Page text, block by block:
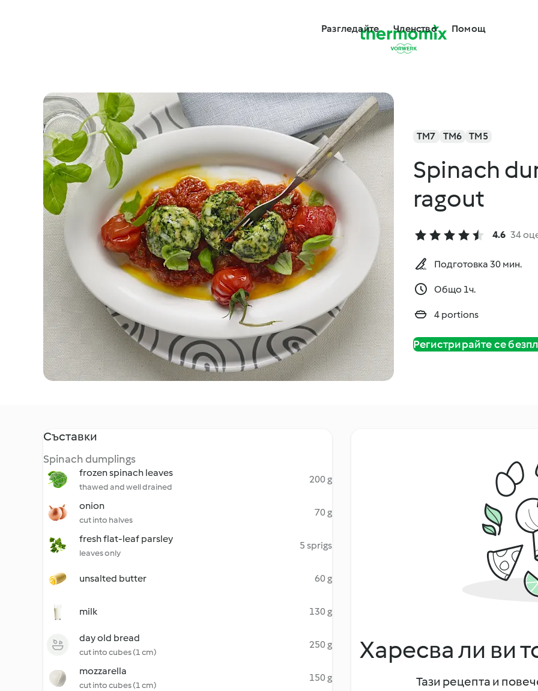
Разгледайте Членство Помощ
TM7 TM6 TM5
Spinach
ragout
4.6 34
Подготовка 30 мин.
Общо 1ч.
4 portions
Регистрирайте се
Съставки
Spinach dumplings
frozen spinach leaves
thawed and well drained
200 g
onion
cut into halves
70 g
fresh flat-leaf parsley
leaves only
5 sprigs
unsalted butter 60 g
milk 130 g
day old bread
cut into cubes (1 cm)
250 g
mozzarella
cut into cubes (1 cm)
150 g
Харесва ли ви
Тази рецепта и